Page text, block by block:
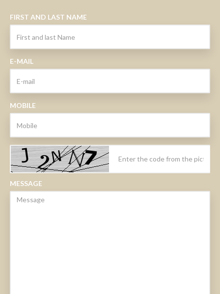
FIRST AND LAST NAME
E-MAIL
MOBILE
MESSAGE